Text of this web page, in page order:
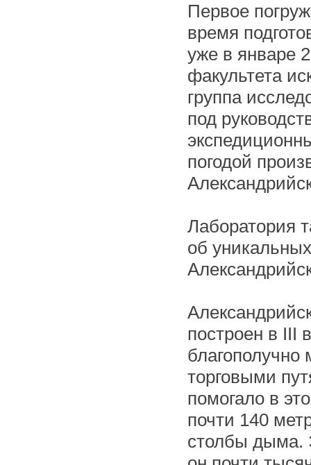
Первое
время
уже в январе
факультета
группа
под
погодой
Лаборатория
об
построен в III
торговыми
помогало в
почти 140
столбы дыма.